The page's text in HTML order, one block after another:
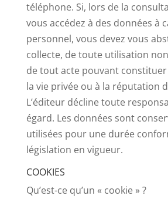
téléphone. Si, lors de la
vous accédez à des données à
personnel, vous devez vous
collecte, de toute utilisation
de tout acte pouvant
la vie privée ou à la réputation
L’éditeur décline toute
égard. Les données sont
utilisées pour une durée
législation en vigueur.
COOKIES
Qu’est-ce qu’un « cookie » ?